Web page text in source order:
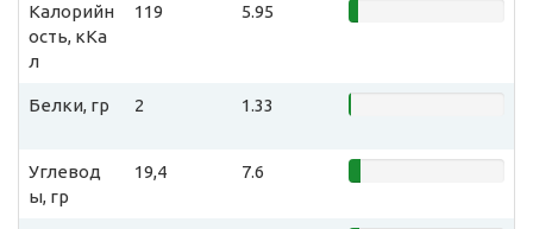
Калорийн
ость, кКа
л
119 5.95
Белки, гр 2 1.33
Углевод
ы, гр
19,4 7.6